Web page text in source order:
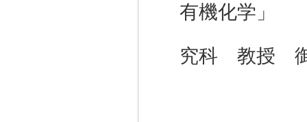
有機化学」
究科 教授 御